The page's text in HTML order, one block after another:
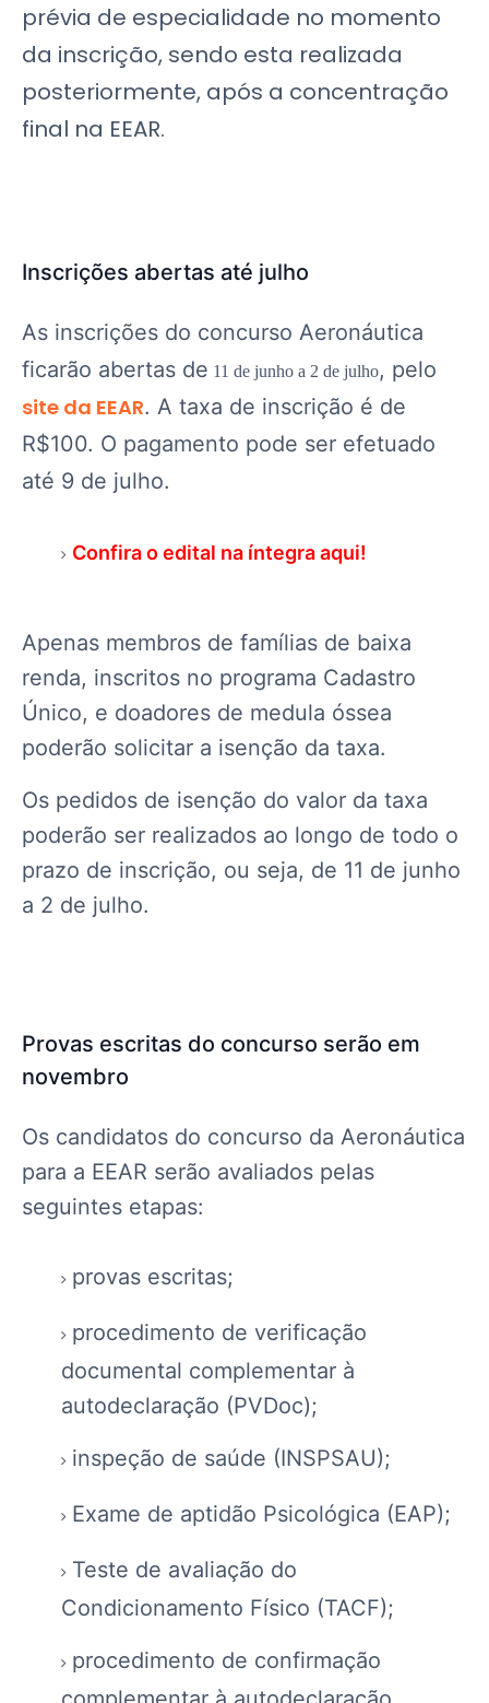
prévia de especialidade no momento
da inscrição, sendo esta realizada
posteriormente, após a concentração
final na EEAR.
Inscrições abertas até julho
As inscrições do concurso Aeronáutica
ficarão abertas de 11 de junho a 2 de julho, pelo
site da EEAR. A taxa de inscrição é de
R$100. O pagamento pode ser efetuado
até 9 de julho.
Confira o edital na íntegra aqui!
Apenas membros de famílias de baixa
renda, inscritos no programa Cadastro
Único, e doadores de medula óssea
poderão solicitar a isenção da taxa.
Os pedidos de isenção do valor da taxa
poderão ser realizados ao longo de todo o
prazo de inscrição, ou seja, de 11 de junho
a 2 de julho.
Provas escritas do concurso serão em
novembro
Os candidatos do concurso da Aeronáutica
para a EEAR serão avaliados pelas
seguintes etapas:
provas escritas;
procedimento de verificação
documental complementar à
autodeclaração (PVDoc);
inspeção de saúde (INSPSAU);
Exame de aptidão Psicológica (EAP);
Teste de avaliação do
Condicionamento Físico (TACF);
procedimento de confirmação